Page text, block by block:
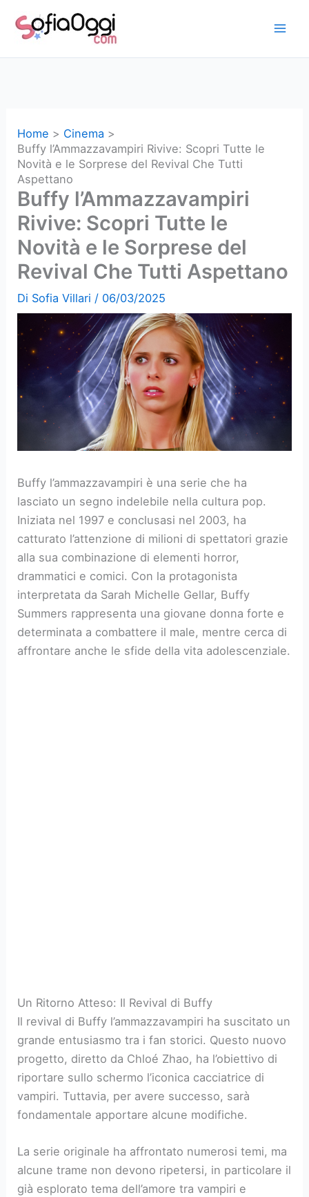
Home
Cinema
Buffy l’Ammazzavampiri Rivive: Scopri Tutte le
Novità e le Sorprese del Revival Che Tutti
Aspettano
Buffy l’Ammazzavampiri
Rivive: Scopri Tutte le
Novità e le Sorprese del
Revival Che Tutti Aspettano
Di Sofia Villari / 06/03/2025
Buffy l’ammazzavampiri è una serie che ha
lasciato un segno indelebile nella cultura pop.
Iniziata nel 1997 e conclusasi nel 2003, ha
catturato l’attenzione di milioni di spettatori grazie
alla sua combinazione di elementi horror,
drammatici e comici. Con la protagonista
interpretata da Sarah Michelle Gellar, Buffy
Summers rappresenta una giovane donna forte e
determinata a combattere il male, mentre cerca di
affrontare anche le sfide della vita adolescenziale.
Un Ritorno Atteso: Il Revival di Buffy
Il revival di Buffy l’ammazzavampiri ha suscitato un
grande entusiasmo tra i fan storici. Questo nuovo
progetto, diretto da Chloé Zhao, ha l’obiettivo di
riportare sullo schermo l’iconica cacciatrice di
vampiri. Tuttavia, per avere successo, sarà
fondamentale apportare alcune modifiche.
La serie originale ha affrontato numerosi temi, ma
alcune trame non devono ripetersi, in particolare il
già esplorato tema dell’amore tra vampiri e